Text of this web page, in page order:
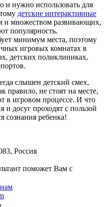
нужно использовать для
детские интерактивные
и множеством развивающих,
популярность.
минимум места, поэтому
игровых комнатах в
детских поликлиниках,
слышен детский смех,
правило, не стоят на месте,
в игровом процессе. И что
и досуг проходят с пользой
сознания ребенка!
Россия
поможет Вам с